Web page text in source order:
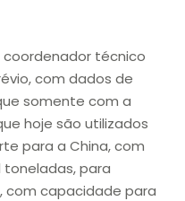
coordenador técnico
com dados de
somente com a
hoje são utilizados
para a China, com
para
com capacidade para